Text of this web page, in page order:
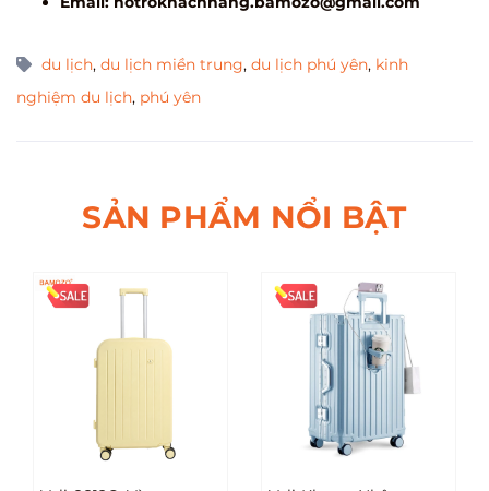
du lịch, du lịch miền trung, du lịch phú yên, kinh
nghiệm du lịch, phú yên
SẢN PHẨM NỔI BẬT